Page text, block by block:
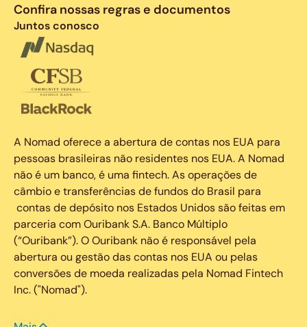
Confira nossas regras e documentos
Juntos conosco
A Nomad oferece a abertura de contas nos EUA para
pessoas brasileiras não residentes nos EUA. A Nomad
não é um banco, é uma fintech. As operações de
câmbio e transferências de fundos do Brasil para
contas de depósito nos Estados Unidos são feitas em
parceria com Ouribank S.A. Banco Múltiplo
(“Ouribank”). O Ouribank não é responsável pela
abertura ou gestão das contas nos EUA ou pelas
conversões de moeda realizadas pela Nomad Fintech
Inc. ("Nomad").